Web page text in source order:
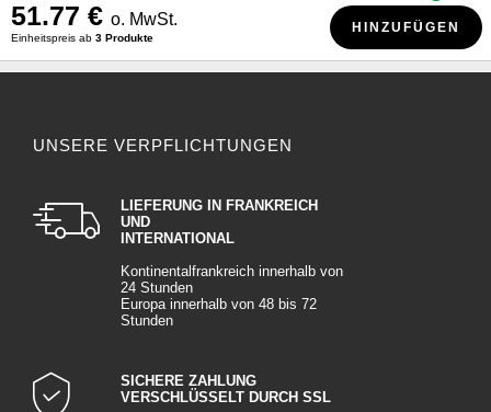
51.77 € o. MwSt.
Einheitspreis ab 3 Produkte
HINZUFÜGEN
UNSERE VERPFLICHTUNGEN
LIEFERUNG IN FRANKREICH
UND
INTERNATIONAL
Kontinentalfrankreich innerhalb von
24 Stunden
Europa innerhalb von 48 bis 72
Stunden
SICHERE ZAHLUNG
VERSCHLÜSSELT DURCH SSL